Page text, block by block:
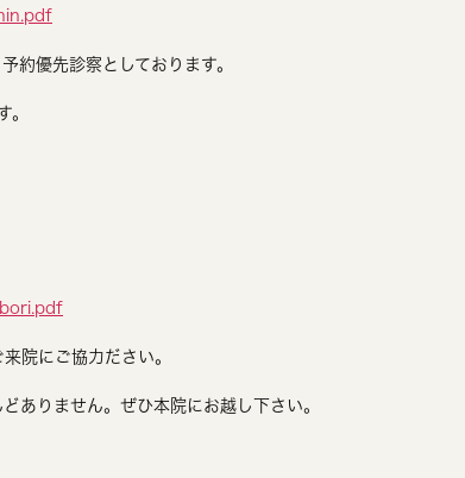
約優先診察としております。
。
院にご協力ださい。
ありません。ぜひ本院にお越し下さい。